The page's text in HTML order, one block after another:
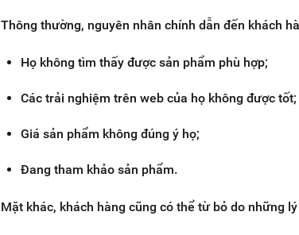
Thông thường, nguyên nhân chính dẫn đến khách
Họ không tìm thấy được sản phẩm phù hợp;
Các trải nghiệm trên web của họ không được tốt;
Giá sản phẩm không đúng ý họ;
Đang tham khảo sản phẩm.
Mặt khác, khách hàng cũng có thể từ bỏ do những